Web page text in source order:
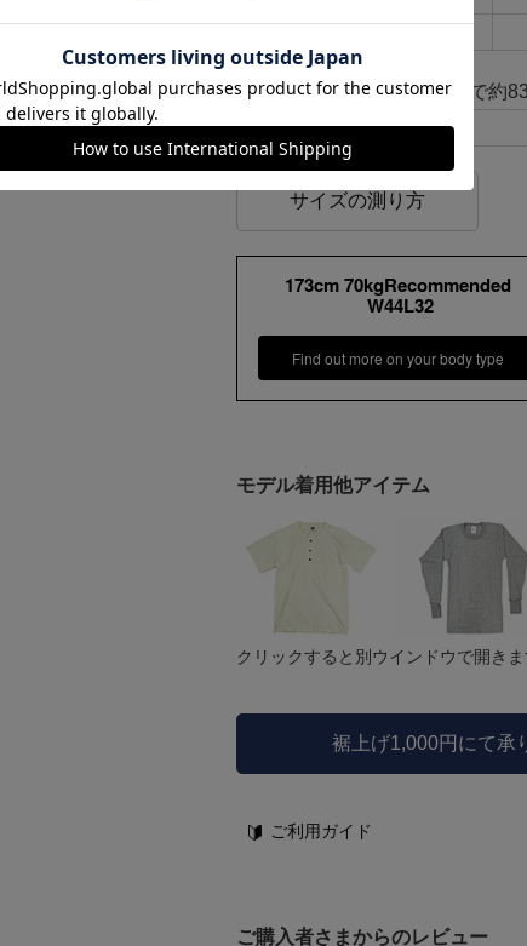
レングスは全サイズ32inchで約
ベルトループ幅
サイズの測り方
173cm 70kgRecommended
W44L32
Find out more on your body type
モデル着用他アイテム
クリックすると別ウインドウで開きま
裾上げ1,000円にて承
ご利用ガイド
ご購入者さまからのレビュー